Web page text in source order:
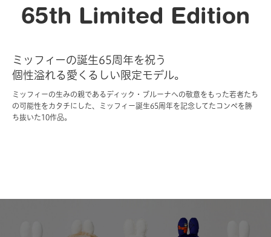
65th Limited Edition
ミッフィーの誕生65周年を祝う
個性溢れる愛くるしい限定モデル。
ミッフィーの生みの親であるディック・ブルーナへの敬意をもった若者たち
の可能性をカタチにした、ミッフィー誕生65周年を記念してたコンペを勝
ち抜いた10作品。